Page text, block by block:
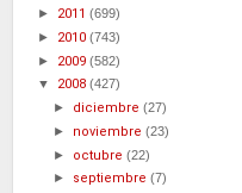
► 2011 (699)
► 2010 (743)
► 2009 (582)
▼ 2008 (427)
► diciembre(27)
► noviembre(23)
► octubre(22)
► septiembre(7)